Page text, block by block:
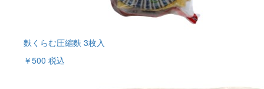
麩くらむ圧縮麩 3枚入
￥500 税込